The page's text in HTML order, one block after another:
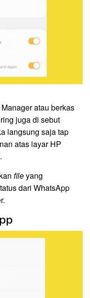
atau berkas
juga di sebut
langsung saja tap
atas layar HP
.
fileyang
dari WhatsApp